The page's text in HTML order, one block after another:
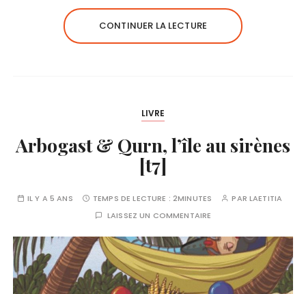
CONTINUER LA LECTURE
LIVRE
Arbogast & Qurn, l’île au sirènes
[t7]
IL Y A 5 ANS TEMPS DE LECTURE : 2MINUTES PARLAETITIA
LAISSEZ UN COMMENTAIRE